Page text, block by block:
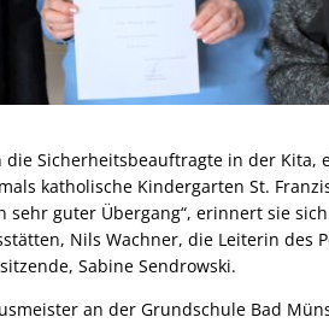
die Sicherheitsbeauftragte in der Kita,
katholische Kindergarten St.
sehr guter Übergang“, erinnert sie
Nils Wachner, die Leiterin des
Sabine Sendrowski.
an der Grundschule Bad